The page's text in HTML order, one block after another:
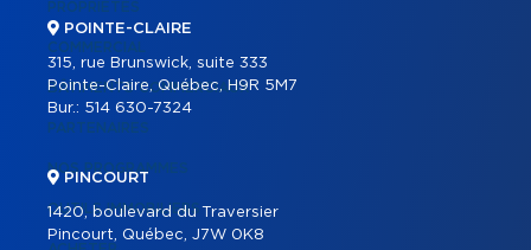
PROPRIÉTÉS
COMMERCIAL
BÂTIMENTS COMMERCIAUX
PARTENAIRES
NOS PROGRAMMES
OUTILS IMMOBILIERS
POINTE-CLAIRE
315, rue Brunswick, suite 333
Pointe-Claire, Québec, H9R 5M7
Bur.: 514 630-7324
PINCOURT
1420, boulevard du Traversier
Pincourt, Québec, J7W 0K8